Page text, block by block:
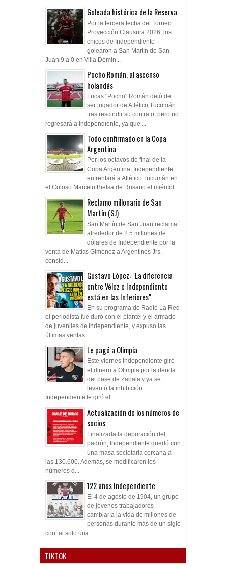
Goleada histórica de la Reserva
Por la tercera fecha del Torneo
Proyección Clausura 2026, los
chicos de Independiente
golearon a San Martín de San
Juan 9 a 0 en Villa Domín...
Pocho Román, al ascenso
holandés
Lucas "Pocho" Román dejó de
ser jugador de Atlético Tucumán
tras rescindir su contrato, pero no
regresará a Independiente, ya que ...
Todo confirmado en la Copa
Argentina
Por los octavos de final de la
Copa Argentina, Independiente
enfrentará a Atlético Tucumán en
el Coloso Marcelo Bielsa de Rosario el miércol...
Reclamo millonario de San
Martín (SJ)
San Martín de San Juan reclama
alrededor de 2.5 millones de
dólares de Independiente por la
venta de Matías Giménez a Argentinos Jrs,
consid...
Gustavo López: "La diferencia
entre Vélez e Independiente
está en las Inferiores"
En su programa de Radio La Red
el periodista fue duro con el plantel y el armado
de juveniles de Independiente, y expuso las
últimas ventas ...
Le pagó a Olimpia
Este viernes Independiente giró
el dinero a Olimpia por la deuda
del pase de Zabala y ya se
levantó la inhibición.
Independiente le giró el...
Actualización de los números de
socios
Finalizada la depuración del
padrón, Independiente quedó con
una masa societaria cercana a
las 130.600. Además, se modificaron los
números d...
122 años Independiente
El 4 de agosto de 1904, un grupo
de jóvenes trabajadores
cambiaría la vida de millones de
personas durante más de un siglo
con tal solo una ...
TIKTOK